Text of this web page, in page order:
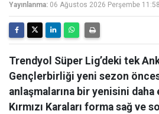
Yayınlanma: 06 Ağustos 2026 Perşembe 11:58
Trendyol Süper Lig’deki tek
Gençlerbirliği yeni sezon
anlaşmalarına bir yenisini
Kırmızı Karaları forma sağ ve